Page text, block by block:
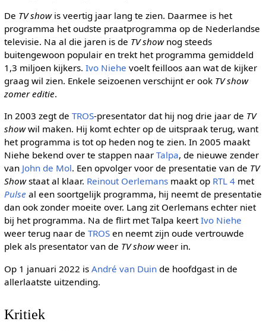
De TV showis veertig jaar lang te zien. Daarmee is het
programma het oudste praatprogramma op de Nederlandse
televisie. Na al die jaren is de TV shownog steeds
buitengewoon populair en trekt het programma gemiddeld
1,3 miljoen kijkers. Ivo Niehe voelt feilloos aan wat de kijker
graag wil zien. Enkele seizoenen verschijnt er ook TV show
zomer editie.
In 2003 zegt de TROS-presentator dat hij nog drie jaar de TV
showwil maken. Hij komt echter op de uitspraak terug, want
het programma is tot op heden nog te zien. In 2005 maakt
Niehe bekend over te stappen naar Talpa, de nieuwe zender
van John de Mol. Een opvolger voor de presentatie van de TV
Showstaat al klaar. Reinout Oerlemansmaakt op RTL 4met
Pulse al een soortgelijk programma, hij neemt de presentatie
dan ook zonder moeite over. Lang zit Oerlemans echter niet
bij het programma. Na de flirt met Talpa keertIvo Niehe
weer terug naar de TROSen neemt zijn oude vertrouwde
plek als presentator van de TV showweer in.
Op 1 januari 2022 is André van Duinde hoofdgast in de
allerlaatste uitzending.
Kritiek